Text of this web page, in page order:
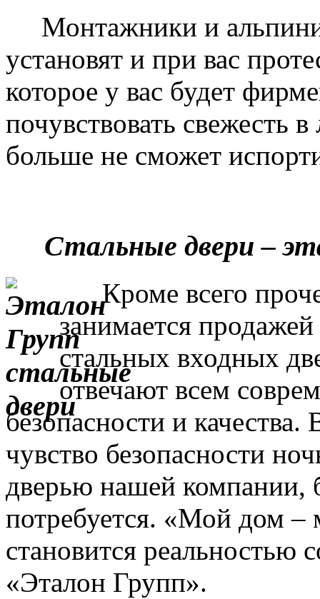
Монтажники и
установят и при вас
которое у вас будет
почувствовать свежесть
больше не сможет
Стальные двери –
Кроме всего
занимается
стальных входных
отвечают всем
безопасности и
чувство безопасности
дверью нашей компании,
потребуется. «Мой дом –
становится реальностью
«Эталон Групп».